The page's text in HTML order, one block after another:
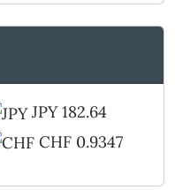
JPY 182.64
CHF 0.9347